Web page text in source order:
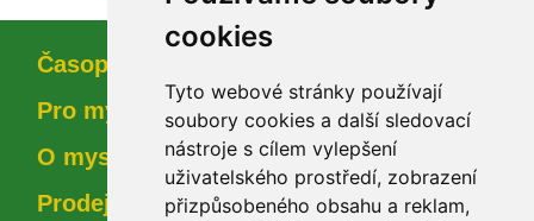
cookie
Tyto webové stránky používají
oubory cookies a další sledovací
nástroje s cílem vylepšení
uživatelského prostředí, zobrazení
přizpůsobeného obsahu a reklam,
Časopi
Pro myslivce
O myslivosti
Prodejna